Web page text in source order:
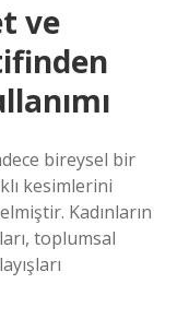
ve
bireysel bir
kesimlerini
Kadınların
toplumsal